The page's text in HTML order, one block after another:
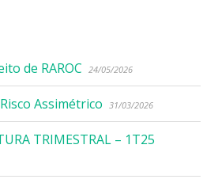
de RAROC 24/05/2026
Assimétrico 31/03/2026
TRIMESTRAL – 1T25